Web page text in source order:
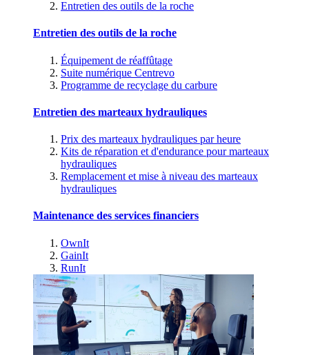
Entretien des outils de la roche
Entretien des outils de la roche
Équipement de réaffûtage
Suite numérique Centrevo
Programme de recyclage du carbure
Entretien des marteaux hydrauliques
Prix des marteaux hydrauliques par heure
Kits de réparation et d'endurance pour marteaux
hydrauliques
Remplacement et mise à niveau des marteaux
hydrauliques
Maintenance des services financiers
OwnIt
GainIt
RunIt